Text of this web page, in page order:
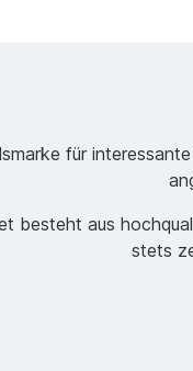
für
besteht aus
stets